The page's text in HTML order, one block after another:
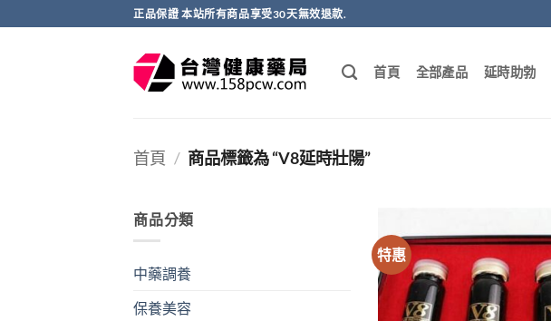
轉
正品保證 本站所有商品享受30天無效退款.
首頁 全部產品 延時助勃
首頁 / 商品標籤為 “V8延時壯陽”
商品分類
中藥調養
保養美容
特惠